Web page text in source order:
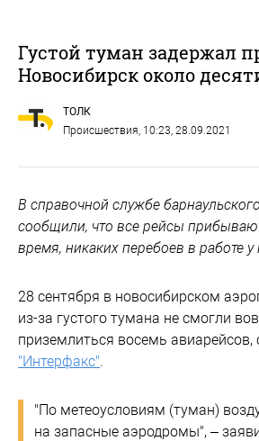
Густой туман задержал
Новосибирск около
ТОЛК
Происшествия, 10:23, 28.09.2021
В справочной службе
сообщили, что все рейсы
время, никаких перебоев в работе у
28 сентября в новосибирском
из-за густого тумана не смогли
приземлиться восемь авиарейсов,
"Интерфакс".
"По метеоусловиям (туман)
на запасные аэродромы", –